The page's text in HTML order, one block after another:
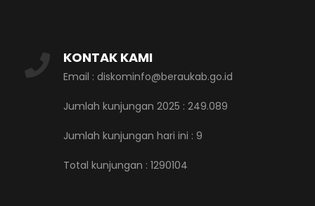
KONTAK KAMI
Email : diskominfo@beraukab.go.id
Jumlah kunjungan 2025 : 249.089
Jumlah kunjungan hari ini : 9
Total kunjungan : 1290104